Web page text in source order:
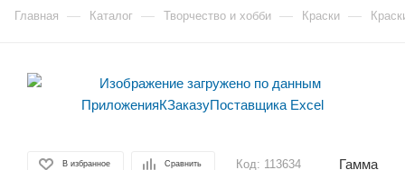
Главная — Каталог — Творчество и хобби — Краски —
В избранное Сравнить Код: 113634 Гамма